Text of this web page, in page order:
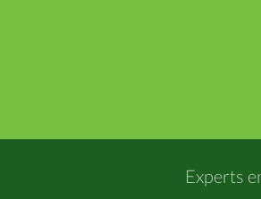
Experts